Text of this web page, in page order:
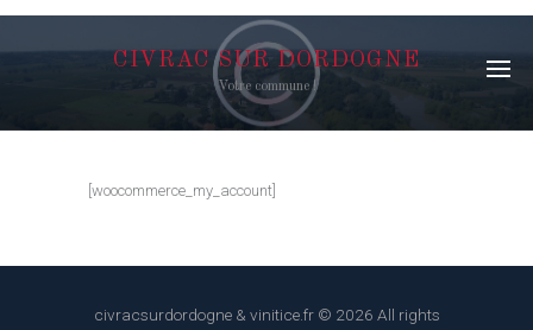
CIVRAC SUR DORDOGNE
Votre commune !
[woocommerce_my_account]
civracsurdordogne & vinitice.fr © 2026 All rights